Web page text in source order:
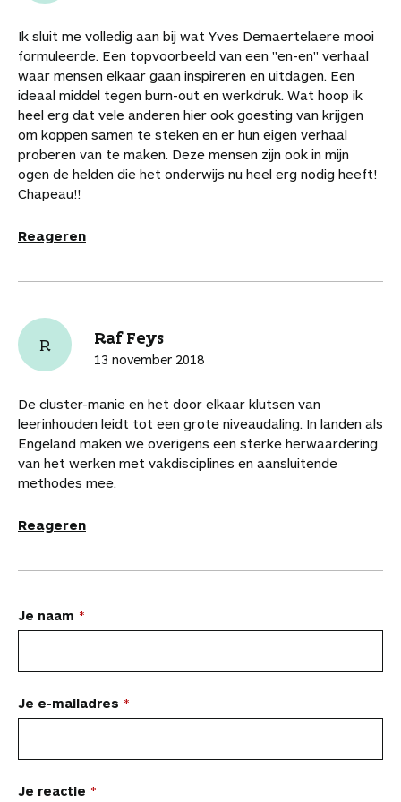
Ik sluit me volledig aan bij wat Yves Demaertelaere mooi
formuleerde. Een topvoorbeeld van een "en-en" verhaal
waar mensen elkaar gaan inspireren en uitdagen. Een
ideaal middel tegen burn-out en werkdruk. Wat hoop ik
heel erg dat vele anderen hier ook goesting van krijgen
om koppen samen te steken en er hun eigen verhaal
proberen van te maken. Deze mensen zijn ook in mijn
ogen de helden die het onderwijs nu heel erg nodig heeft!
Chapeau!!
Reageren
R Raf Feys
13 november 2018
De cluster-manie en het door elkaar klutsen van
leerinhouden leidt tot een grote niveaudaling. In landen als
Engeland maken we overigens een sterke herwaardering
van het werken met vakdisciplines en aansluitende
methodes mee.
Reageren
L
a
t
e
n
Je naam
Je e-mailadres
Je reactie